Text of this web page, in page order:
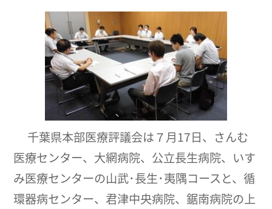
千葉県本部医療評議会は７月17日、さんむ
医療センター、大網病院、公立長生病院、いす
み医療センターの山武･長生･夷隅コースと、循
環器病センター、君津中央病院、鋸南病院の上